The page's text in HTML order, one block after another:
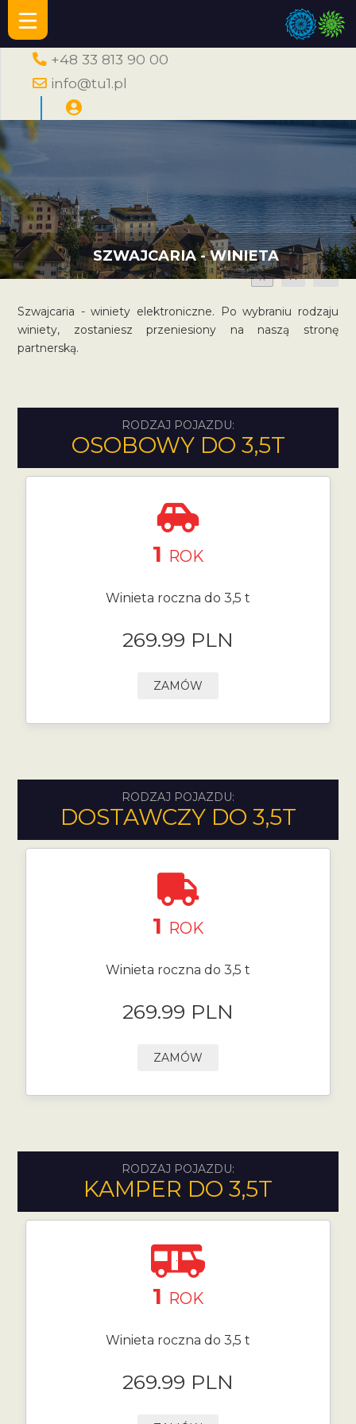
+48 33 813 90 00
info@tu1.pl
SZWAJCARIA - WINIETA
A A A
Szwajcaria - winiety elektroniczne. Po wybraniu rodzaju
winiety, zostaniesz przeniesiony na naszą stronę
partnerską.
RODZAJ POJAZDU:
OSOBOWY DO 3,5T
1 ROK
Winieta roczna do 3,5 t
269.99 PLN
ZAMÓW
RODZAJ POJAZDU:
DOSTAWCZY DO 3,5T
1 ROK
Winieta roczna do 3,5 t
269.99 PLN
ZAMÓW
RODZAJ POJAZDU:
KAMPER DO 3,5T
1 ROK
Winieta roczna do 3,5 t
269.99 PLN